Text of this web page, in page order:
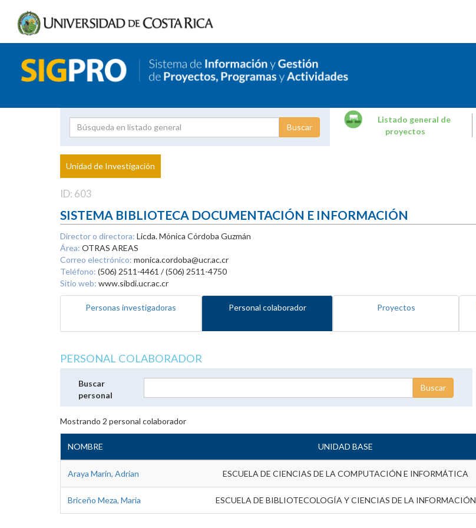
Proyecto
Investigador
Listado general de
proyectos
Unidad de Investigación
ID: 603
SISTEMA BIBLIOTECA DOCUMENTACIÓN E INFORMACIÓN
Director o directora: Licda. Mónica Córdoba Guzmán
Área: OTRAS AREAS
Correo electrónico: monica.cordoba@ucr.ac.cr
Teléfono: (506) 2511-4461 / (506) 2511-4750
Sitio web: www.sibdi.ucr.ac.cr
Personas investigadoras Personal colaborador Proyectos
PERSONAL COLABORADOR
Buscar
personal
Mostrando 2 personal colaborador
NOMBRE UNIDAD BASE
Araya Marin, Adrian ESCUELA DE CIENCIAS DE LA COMPUTACIÓN E INFORMÁTICA
Briceño Meza, Maria ESCUELA DE BIBLIOTECOLOGÍA Y CIENCIAS DE LA INFORMACIÓN